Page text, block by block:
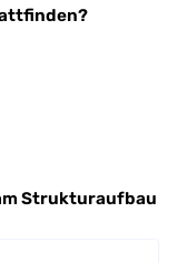
Strukturaufbau